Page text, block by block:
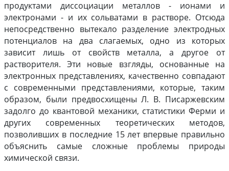
продуктами диссоциации металлов - ионами и
электронами - и их сольватами в растворе. Отсюда
непосредственно вытекало разделение электродных
потенциалов на два слагаемых, одно из которых
зависит лишь от свойств металла, а другое от
растворителя. Эти новые взгляды, основанные на
электронных представлениях, качественно совпадают
с современными представлениями, которые, таким
образом, были предвосхищены Л. В. Писаржевским
задолго до квантовой механики, статистики Ферми и
других современных теоретических методов,
позволивших в последние 15 лет впервые правильно
объяснить самые сложные проблемы природы
химической связи.